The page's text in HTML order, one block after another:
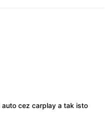
cez carplay a tak isto